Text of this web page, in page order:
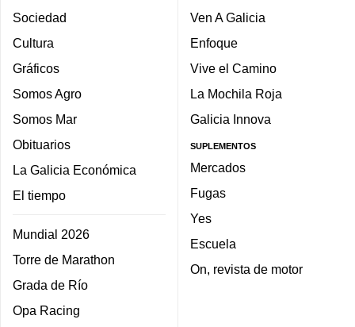
Sociedad
Cultura
Gráficos
Somos Agro
Somos Mar
Obituarios
La Galicia Económica
El tiempo
Mundial 2026
Torre de Marathon
Grada de Río
Opa Racing
Ven A Galicia
Enfoque
Vive el Camino
La Mochila Roja
Galicia Innova
SUPLEMENTOS
Mercados
Fugas
Yes
Escuela
On, revista de motor